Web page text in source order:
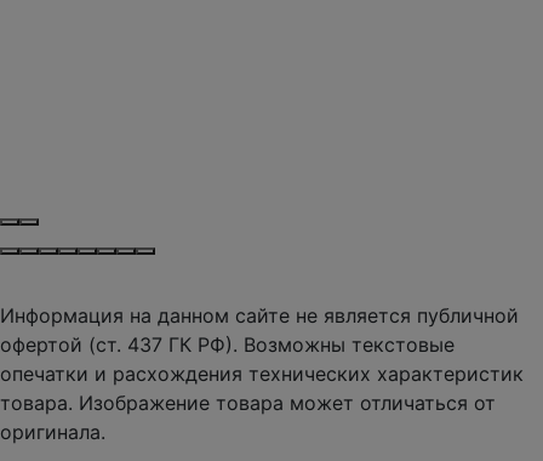
Информация на данном сайте не является публичной
офертой (ст. 437 ГК РФ). Возможны текстовые
опечатки и расхождения технических характеристик
товара. Изображение товара может отличаться от
оригинала.